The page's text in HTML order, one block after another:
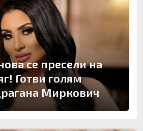
се пресели на
Готви голям
Миркович